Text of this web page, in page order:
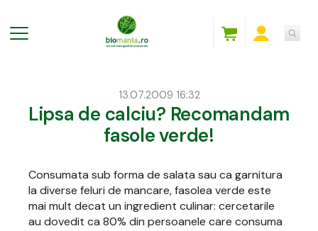
Lipsa de calciu? Recomandam
fasole verde!
13.07.2009 16:32
Consumata sub forma de salata sau ca garnitura
la diverse feluri de mancare,fasolea verde este
mai mult decat un ingredient culinar: cercetarile
au dovedit ca 80% din persoanele care consuma